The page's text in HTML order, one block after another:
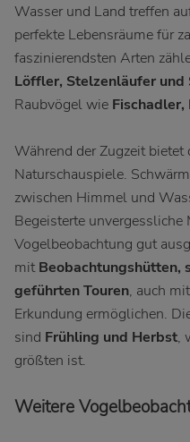
Wasser und Land treffen
perfekte Lebensräume für
faszinierendsten Arten
Löffler, Stelzenläufer und
Raubvögel wie
Während der Zugzeit
Naturschauspiele.
zwischen Himmel und
Begeisterte
Vogelbeobachtung gut
mitBeobachtungshütten,
geführten Touren, auch
Erkundung ermöglichen.
sind Frühling und Herbst,
größten ist.
Weitere